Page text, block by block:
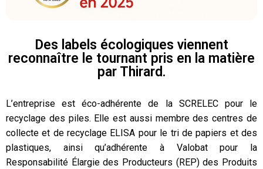
Des labels écologiques viennent
reconnaître le tournant pris en la matière
par Thirard.
L’entreprise est éco-adhérente de la SCRELEC pour le
recyclage des piles. Elle est aussi membre des centres de
collecte et de recyclage ELISA pour le tri de papiers et des
plastiques, ainsi qu’adhérente à Valobat pour la
Responsabilité Élargie des Producteurs (REP) des Produits